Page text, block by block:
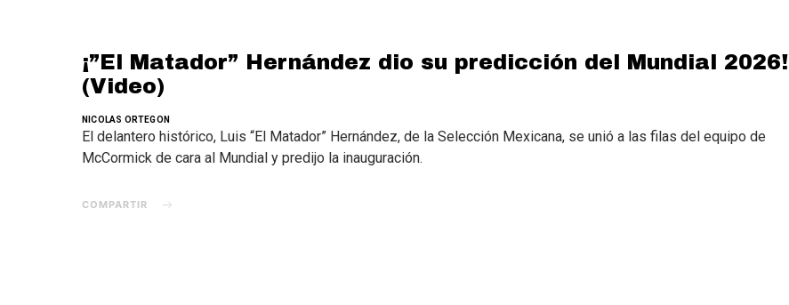
¡”El Matador” Hernández dio su predicción del Mundial 2026!
(Video)
NICOLAS ORTEGON
El delantero histórico, Luis “El Matador” Hernández, de la Selección Mexicana, se unió a las filas del equipo de
McCormick de cara al Mundial y predijo la inauguración.
COMPARTIR